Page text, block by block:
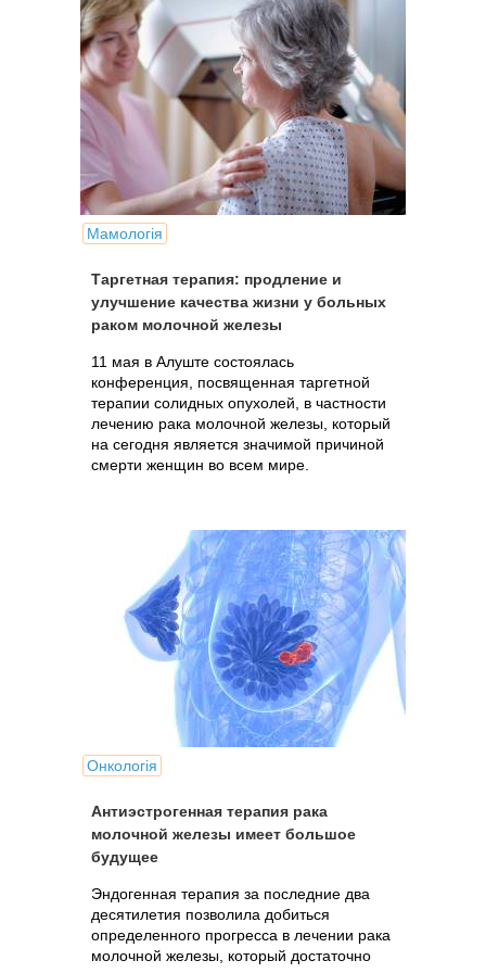
Мамологія
Таргетная терапия: продление и
улучшение качества жизни у больных
раком молочной железы
11 мая в Алуште состоялась
конференция, посвященная таргетной
терапии солидных опухолей, в частности
лечению рака молочной железы, который
на сегодня является значимой причиной
смерти женщин во всем мире.
Онкологія
Антиэстрогенная терапия рака
молочной железы имеет большое
будущее
Эндогенная терапия за последние два
десятилетия позволила добиться
определенного прогресса в лечении рака
молочной железы, который достаточно